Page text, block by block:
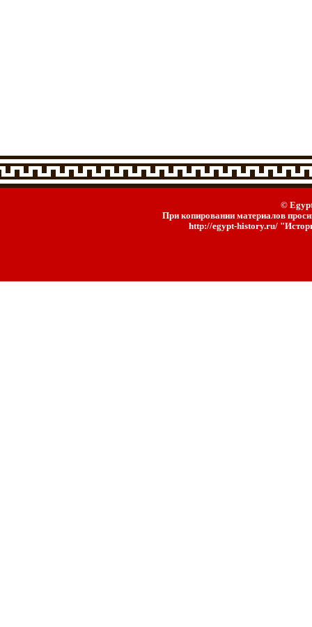
©
При копировании материалов
http://egypt-history.ru/